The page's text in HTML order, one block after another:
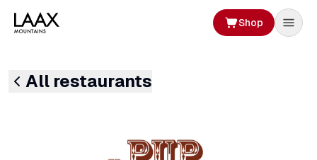
Shop
All restaurants